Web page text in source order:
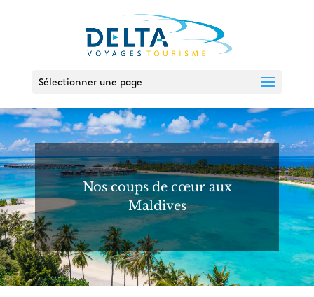
Sélectionner une page
Nos coups de cœur aux
Maldives